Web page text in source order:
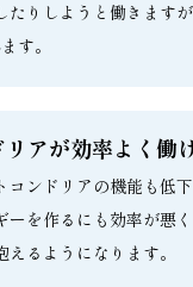
たりしようと働きます
す。
アが効率よく働
コンドリアの機能も低
ーを作るにも効率が悪
えるようになります。